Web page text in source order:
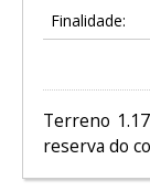
Finalidade:
Terreno
reserva do